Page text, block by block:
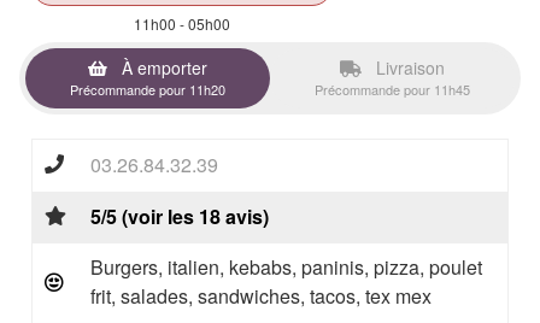
11h00 - 05h00
À emporter
Précommande pour 11h20
Livraison
Précommande pour 11h45
03.26.84.32.39
5/5 (voir les 18 avis)
Burgers, italien, kebabs, paninis, pizza, poulet
frit, salades, sandwiches, tacos, tex mex